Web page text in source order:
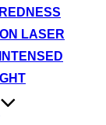
LASER